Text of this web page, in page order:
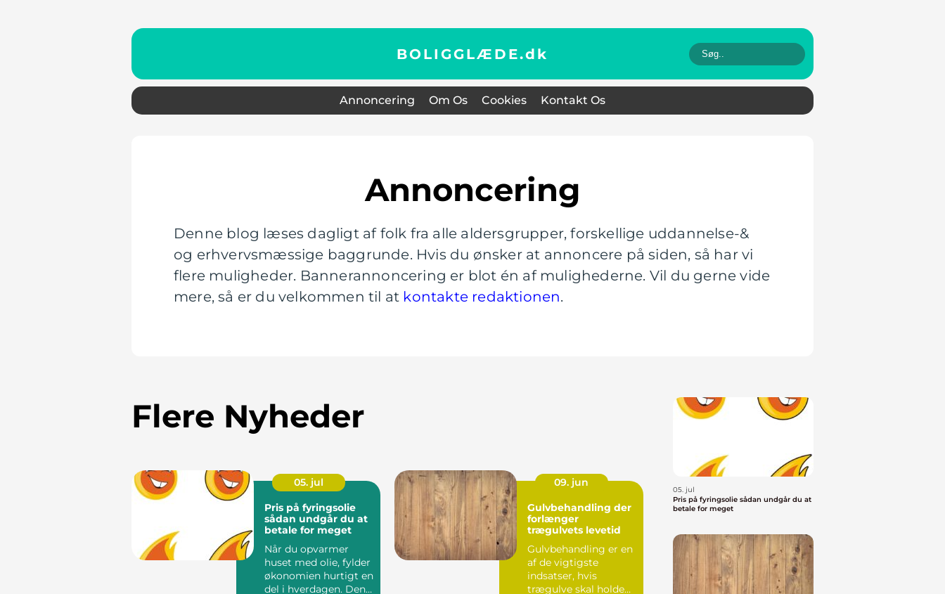
BOLIGGLÆDE.dk
Annoncering Om Os Cookies Kontakt Os
Annoncering
Denne blog læses dagligt af folk fra alle aldersgrupper, forskellige uddannelse-&
og erhvervsmæssige baggrunde. Hvis du ønsker at annoncere på siden, så har vi
flere muligheder. Bannerannoncering er blot én af mulighederne. Vil du gerne vide
mere, så er du velkommen til at kontakte redaktionen.
Flere Nyheder
05. jul
Pris på fyringsolie
sådan undgår du at
betale for meget
Når du opvarmer
huset med olie, fylder
økonomien hurtigt en
del i hverdagen. Den
09. jun
Gulvbehandling der
forlænger
trægulvets levetid
Gulvbehandling er en
af de vigtigste
indsatser, hvis
trægulve skal holde
05. jul
Pris på fyringsolie sådan undgår du at
betale for meget